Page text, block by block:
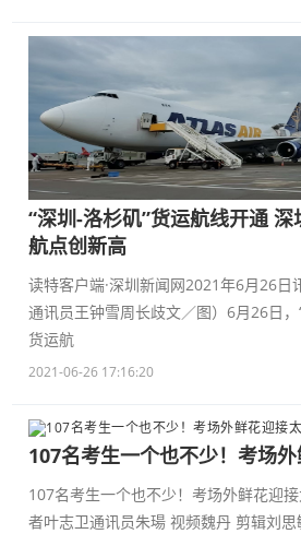
“深圳-洛杉矶”货运航线开通
航点创新高
读特客户端·深圳新闻网2021年6月26日
通讯员王钟雪周长歧文／图）6月26日
货运航
2021-06-26 17:16:20
107名考生一个也不少！考场
107名考生一个也不少！考场外鲜花迎
者叶志卫通讯员朱瑒 视频魏丹 剪辑刘思